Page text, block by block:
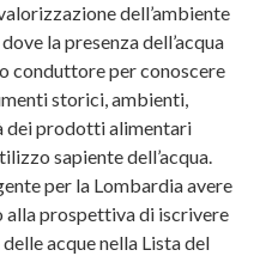
dell’ambiente
la presenza dell’acqua
conduttore per conoscere
storici, ambienti,
dei prodotti alimentari
sapiente dell’acqua.
per la Lombardia avere
alla prospettiva di iscrivere
acque nella Lista del